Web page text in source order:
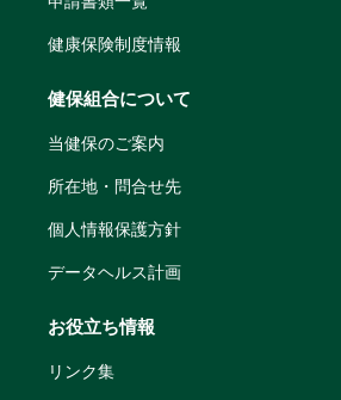
健康保険制度情報
健保組合について
当健保のご案内
所在地・問合せ先
個人情報保護方針
データヘルス計画
お役立ち情報
リンク集